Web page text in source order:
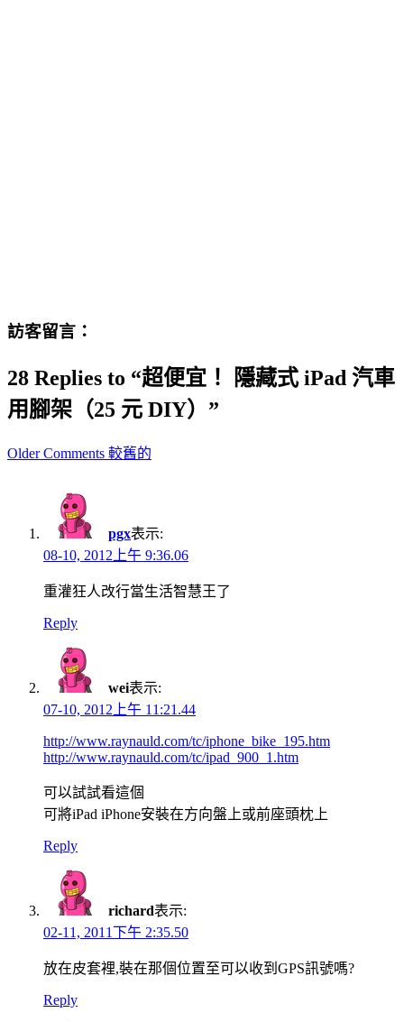
訪客留言：
28 Replies to “超便宜！ 隱藏式 iPad 汽車
用腳架（25 元 DIY）”
Comment
Older Comments 較舊的
pgx表示:
08-10, 2012上午 9:36.06
重灌狂人改行當生活智慧王了
Reply
wei表示:
07-10, 2012上午 11:21.44
http://www.raynauld.com/tc/iphone_bike_195.htm
http://www.raynauld.com/tc/ipad_900_1.htm
可以試試看這個
可將iPad iPhone安裝在方向盤上或前座頭枕上
Reply
richard表示:
02-11, 2011下午 2:35.50
放在皮套裡,裝在那個位置至可以收到GPS訊號嗎?
Reply